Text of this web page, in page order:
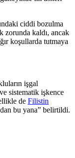
ciddi bozulma
zorunda kaldı, ancak
koşullarda tutmaya
işgal
sistematik işkence
de Filistin
bu yana” belirtildi.